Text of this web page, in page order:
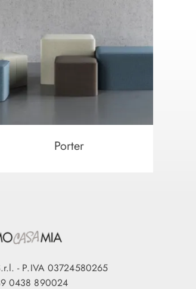
Porter
- P.IVA 03724580265
0438 890024